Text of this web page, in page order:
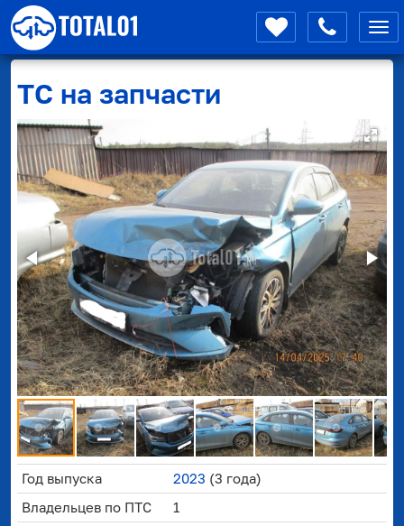
ТС на запчасти
Год выпуска 2023 (3 года)
Владельцев по ПТС
1